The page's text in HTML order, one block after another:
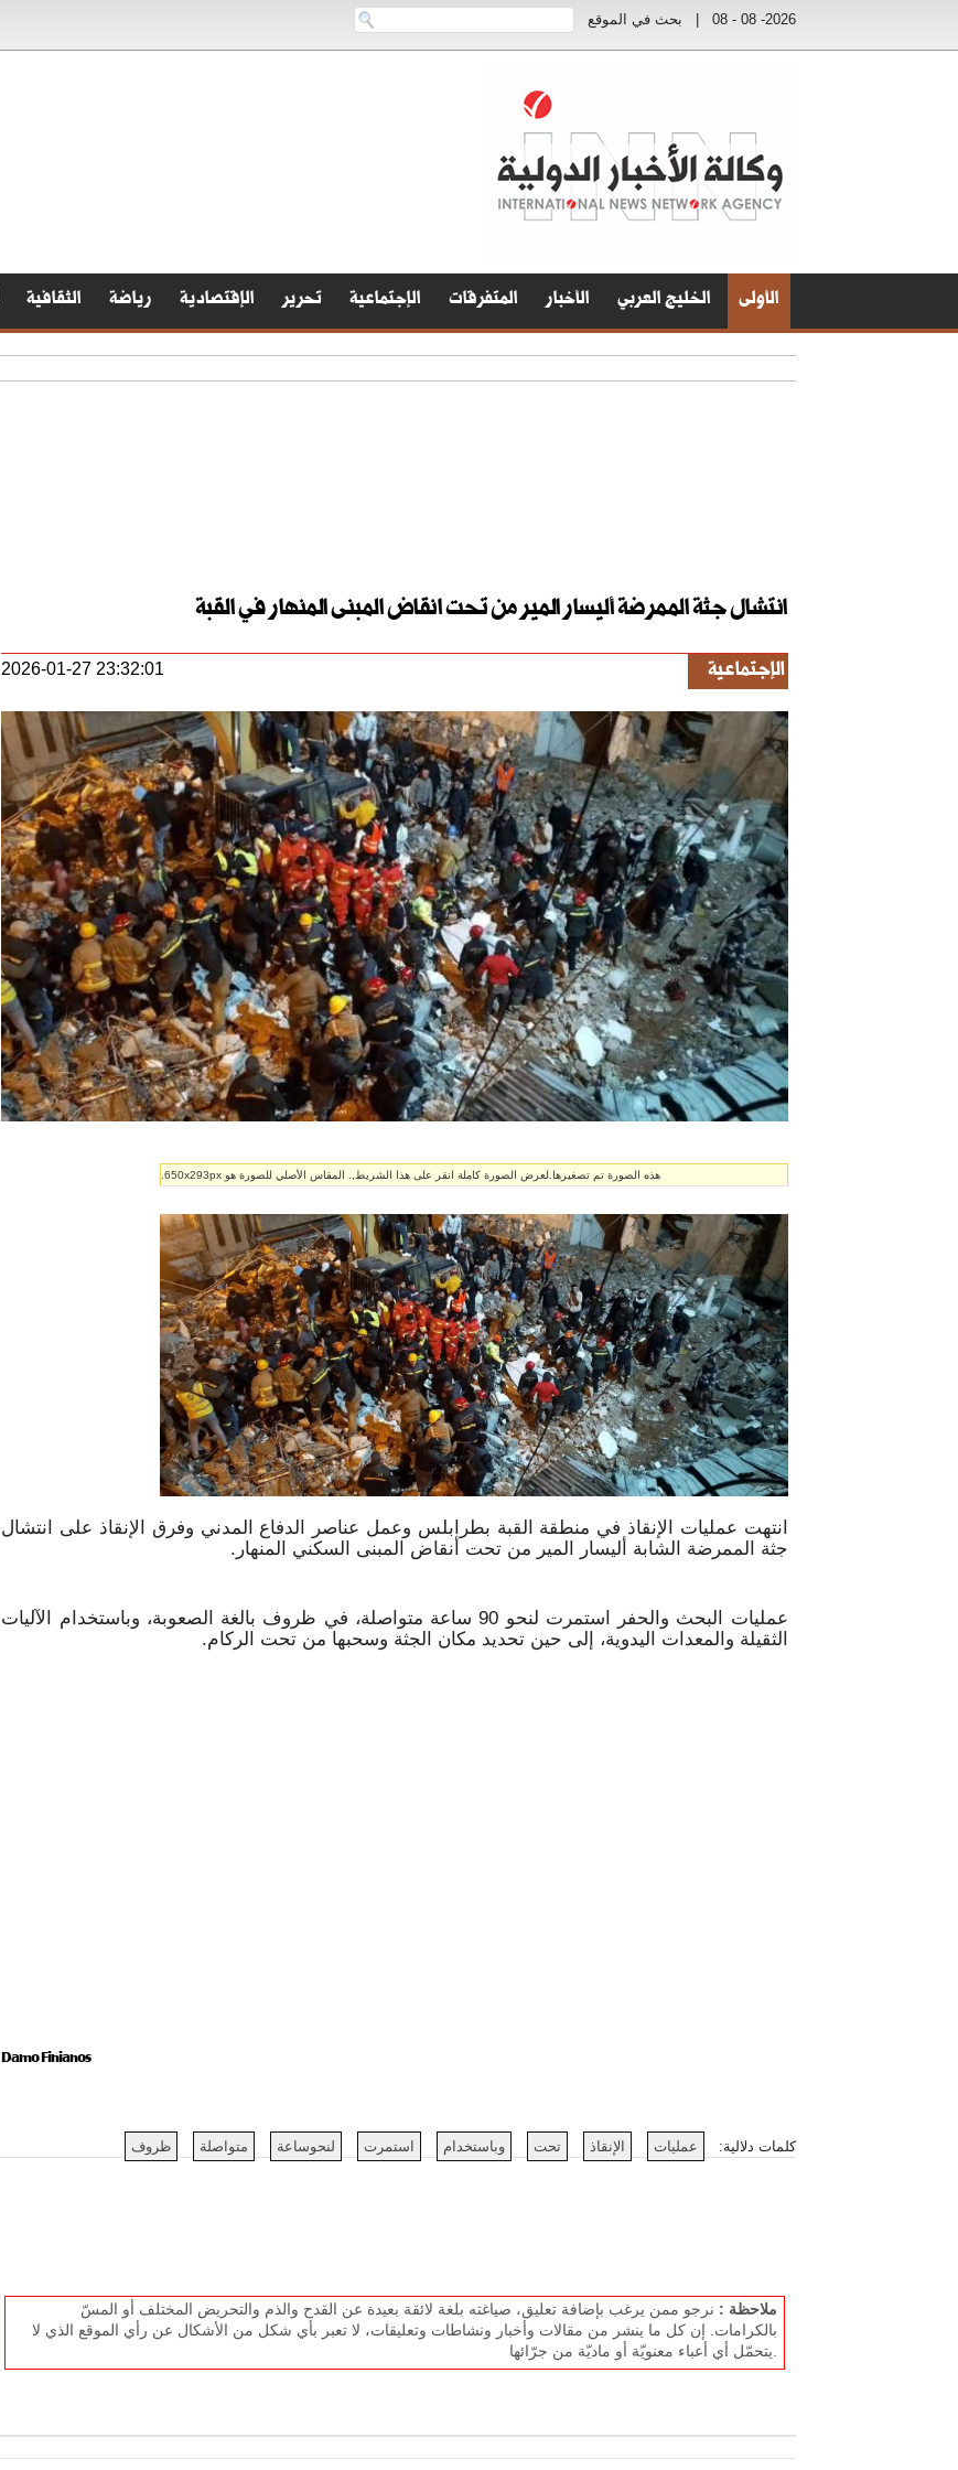
2026- 08 - 08 بحث في الموقع
الأولى الخليج العربي الأخبار المتفرقات الإجتماعية تحرير الإقتصادية رياضة الثقافية
انتشال جثة الممرضة أليسار المير من تحت انقاض المبنى المنهار في القبة
الإجتماعية 2026-01-27 23:32:01
هذه الصورة تم تصغيرها.لعرض الصورة كاملة انقر على هذا الشريط,. المقاس الأصلي للصورة هو 650x293px.
انتهت عمليات الإنقاذ في منطقة القبة بطرابلس وعمل عناصر الدفاع المدني وفرق الإنقاذ على انتشال
جثة الممرضة الشابة أليسار المير من تحت أنقاض المبنى السكني المنهار.
عمليات البحث والحفر استمرت لنحو 90 ساعة متواصلة، في ظروف بالغة الصعوبة، وباستخدام الآليات
الثقيلة والمعدات اليدوية، إلى حين تحديد مكان الجثة وسحبها من تحت الركام.
Damo Finianos
كلمات دلالية: عمليات الإنقاذ تحت وباستخدام استمرت لنحوساعة متواصلة ظروف
ملاحظة : نرجو ممن يرغب بإضافة تعليق، صياغته بلغة لائقة بعيدة عن القدح والذم والتحريض المختلف أو المسّ
بالكرامات. إن كل ما ينشر من مقالات وأخبار ونشاطات وتعليقات، لا تعبر بأي شكل من الأشكال عن رأي الموقع الذي لا